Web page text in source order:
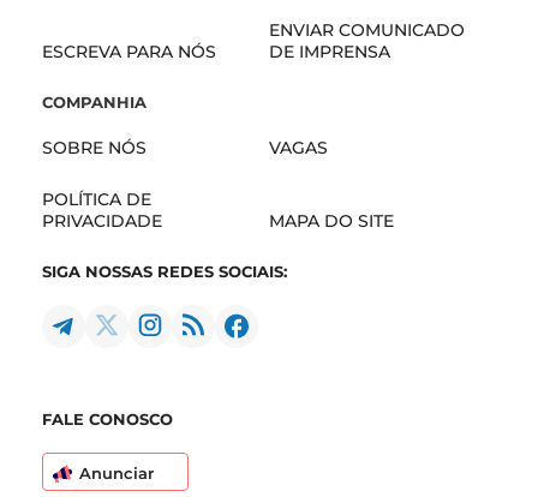
ESCREVA PARA NÓS
ENVIAR COMUNICADO
DE IMPRENSA
COMPANHIA
SOBRE NÓS VAGAS
POLÍTICA DE
PRIVACIDADE
MAPA DO SITE
SIGA NOSSAS REDES SOCIAIS:
FALE CONOSCO
Anunciar